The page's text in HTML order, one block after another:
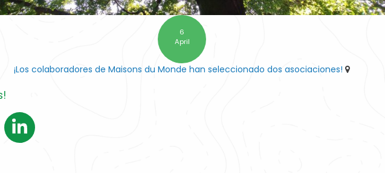
6
April
¡Los colaboradores de Maisons du Monde han seleccionado dos asociaciones!